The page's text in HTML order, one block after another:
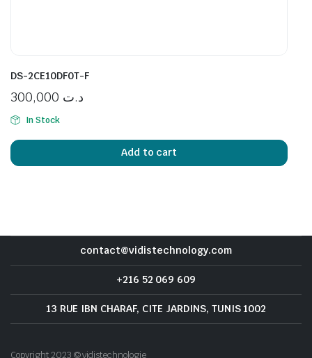
DS-2CE10DF0T-F
د.ت
In Stock
Add to cart
contact@vidistechnology.com
+216 52 069 609
13 RUE IBN CHARAF, CITE JARDINS, TUNIS 1002
Copyright 2023 © vidistechnologie